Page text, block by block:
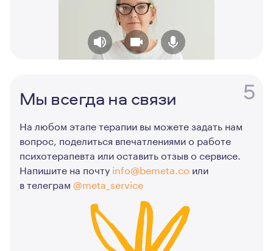
5
Мы всегда на связи
На любом этапе терапии вы можете задать нам
вопрос, поделиться впечатлениями о работе
психотерапевта или оставить отзыв о сервисе.
Напишите на почту info@bemeta.co или
в телеграм @meta_service